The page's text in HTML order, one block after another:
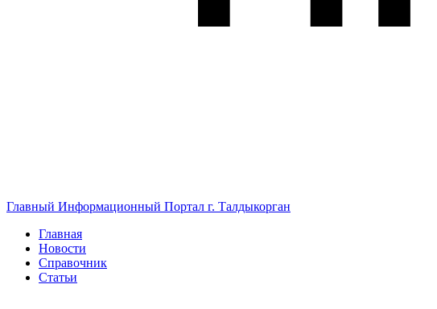
Главный Информационный Портал г. Талдыкорган
Главная
Новости
Справочник
Статьи